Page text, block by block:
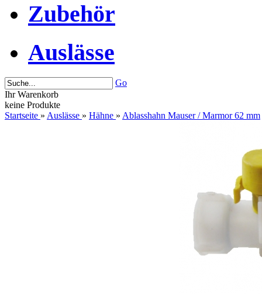
Zubehör
Auslässe
Go
Ihr Warenkorb
keine Produkte
Startseite » Auslässe » Hähne » Ablasshahn Mauser / Marmor 62 mm